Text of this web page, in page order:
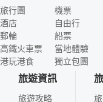
旅行團
酒店
郵輪
高鐵火車票
港玩港食
機票
自由行
船票
當地體驗
獨立包團
旅遊資訊
旅遊攻略